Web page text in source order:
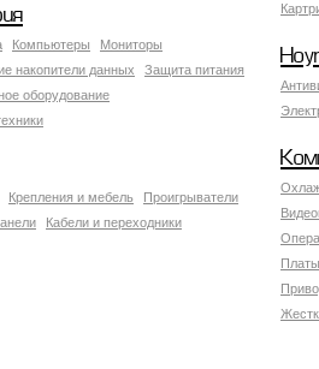
Компьютеры
Мониторы
накопители данных
Защита питания
оборудование
Крепления и мебель
Проигрыватели
Кабели и переходники